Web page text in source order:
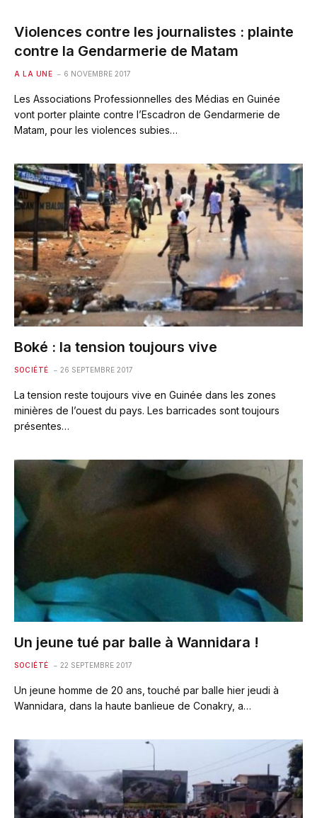
Violences contre les journalistes : plainte
contre la Gendarmerie de Matam
A LA UNE 6 NOVEMBRE 2017
Les Associations Professionnelles des Médias en Guinée
vont porter plainte contre l’Escadron de Gendarmerie de
Matam, pour les violences subies…
Boké : la tension toujours vive
SOCIÉTÉ 26 SEPTEMBRE 2017
La tension reste toujours vive en Guinée dans les zones
minières de l’ouest du pays. Les barricades sont toujours
présentes…
Un jeune tué par balle à Wannidara !
SOCIÉTÉ 22 SEPTEMBRE 2017
Un jeune homme de 20 ans, touché par balle hier jeudi à
Wannidara, dans la haute banlieue de Conakry, a…